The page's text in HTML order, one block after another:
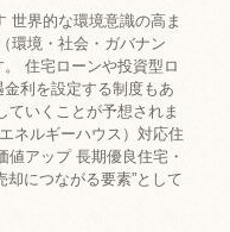
世界的な環境意識の高ま
環境・社会・ガバナン
住宅ローンや投資型ロ
利を設定する制度もあ
ていくことが予想されま
ネルギーハウス）対応住
アップ 長期優良住宅・
却につながる要素”として